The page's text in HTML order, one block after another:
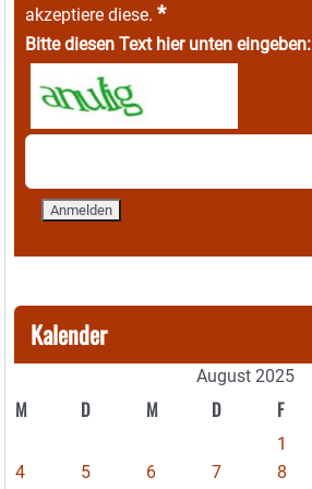
akzeptiere diese. *
Bitte diesen Text hier unten eingeben:
Kalender
August 2025
M D M D F
1
4
5 6 7 8